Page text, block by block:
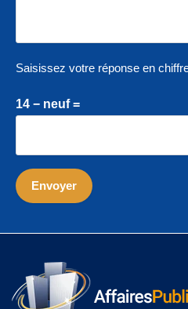
Saisissez votre réponse en
14 − neuf =